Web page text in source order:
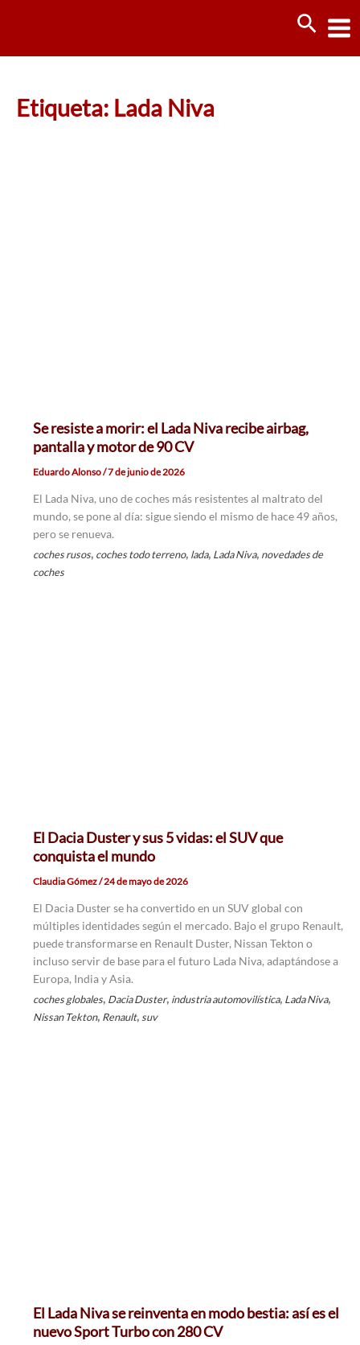
Etiqueta: Lada Niva
Se resiste a morir: el Lada Niva recibe airbag,
pantalla y motor de 90 CV
Eduardo Alonso/7 de junio de 2026
El Lada Niva, uno de coches más resistentes al maltrato del
mundo, se pone al día: sigue siendo el mismo de hace 49 años,
pero se renueva.
coches rusos, coches todo terreno, lada, Lada Niva, novedades de
coches
El Dacia Duster y sus 5 vidas: el SUV que
conquista el mundo
Claudia Gómez/24 de mayo de 2026
El Dacia Duster se ha convertido en un SUV global con
múltiples identidades según el mercado. Bajo el grupo Renault,
puede transformarse en Renault Duster, Nissan Tekton o
incluso servir de base para el futuro Lada Niva, adaptándose a
Europa, India y Asia.
coches globales, Dacia Duster, industria automovilística, Lada Niva,
Nissan Tekton, Renault,suv
El Lada Niva se reinventa en modo bestia: así es el
nuevo Sport Turbo con 280 CV